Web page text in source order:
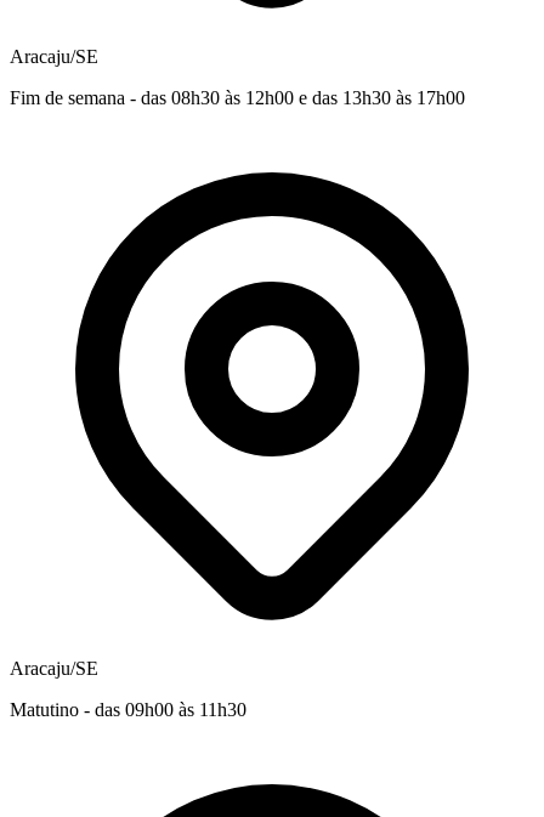
Aracaju/SE
Fim de semana - das 08h30 às 12h00 e das 13h30 às 17h00
Aracaju/SE
Matutino - das 09h00 às 11h30